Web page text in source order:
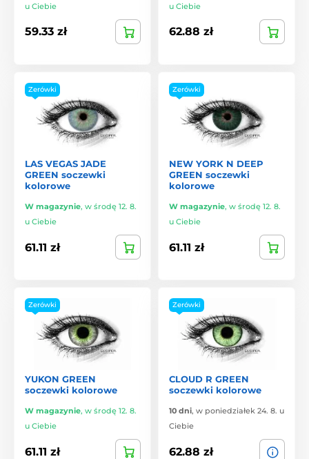
u Ciebie
59.33 zł
u Ciebie
62.88 zł
Zerówki
LAS VEGAS JADE
GREEN soczewki
kolorowe
W magazynie, w środę 12. 8.
u Ciebie
61.11 zł
Zerówki
NEW YORK N DEEP
GREEN soczewki
kolorowe
W magazynie, w środę 12. 8.
u Ciebie
61.11 zł
Zerówki
YUKON GREEN
soczewki kolorowe
W magazynie, w środę 12. 8.
u Ciebie
61.11 zł
Zerówki
CLOUD R GREEN
soczewki kolorowe
10 dni, w poniedziałek 24. 8. u
Ciebie
62.88 zł